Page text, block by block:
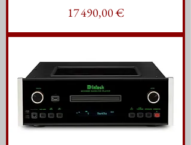
Prix
17 490,00 €